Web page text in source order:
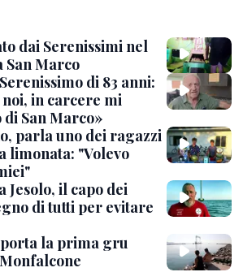
dai Serenissimi nel
San Marco
di 83 anni:
noi, in carcere mi
di San Marco»
parla uno dei ragazzi
limonata: "Volevo
Jesolo, il capo dei
di tutti per evitare
la prima gru